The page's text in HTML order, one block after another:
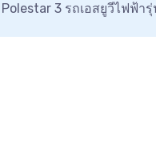
Polestar 3 รถเอสยูวีไฟฟ้า